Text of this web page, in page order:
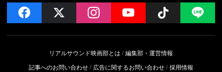
facebook instagramYouTube Follow
リアルサウンド映画部とは
編集部・運営情報
記事へのお問い合わせ
広告に関するお問い合わせ 採用情報